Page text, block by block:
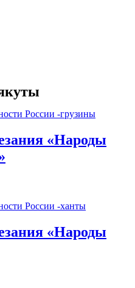
«Народы
«Народы